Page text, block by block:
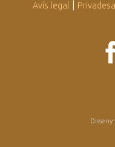
Avís legal Privadesa
Disseny